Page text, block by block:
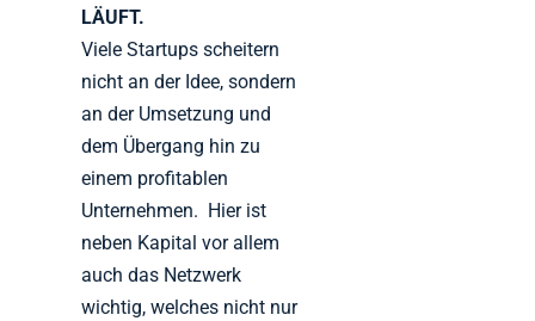
LÄUFT.
Viele Startups scheitern
nicht an der Idee, sondern
an der Umsetzung und
dem Übergang hin zu
einem profitablen
Unternehmen. Hier ist
neben Kapital vor allem
auch das Netzwerk
wichtig, welches nicht nur